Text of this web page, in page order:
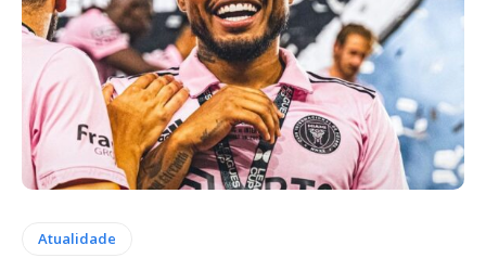
Atualidade